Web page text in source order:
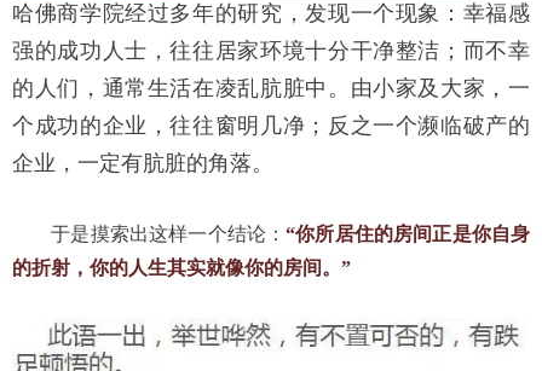
哈佛商学院经过多年的研究，发现一个现象：幸福感
强的成功人士，往往居家环境十分干净整洁；而不幸
的人们，通常生活在凌乱肮脏中。由小家及大家，一
个成功的企业，往往窗明几净；反之一个濒临破产的
企业，一定有肮脏的角落。
于是摸索出这样一个结论：“你所居住的房间正是你自身
的折射，你的人生其实就像你的房间。”